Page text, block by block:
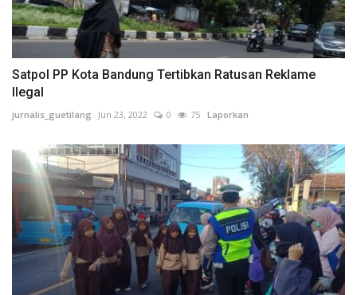
Satpol PP Kota Bandung Tertibkan Ratusan Reklame
Ilegal
jurnalis_guetilang Jun 23, 2022 0 75 Laporkan